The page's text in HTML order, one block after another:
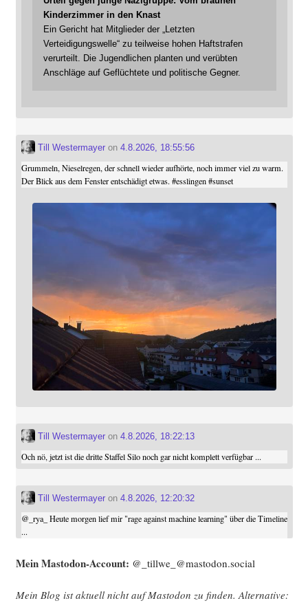
Kinderzimmer in den Knast
Ein Gericht hat Mitglieder der „Letzten
Verteidigungswelle“ zu teilweise hohen Haftstrafen
verurteilt. Die Jugendlichen planten und verübten
Anschläge auf Geflüchtete und politische Gegner.
Till Westermayeron 4.8.2026, 18:55:56
Grummeln, Nieselregen, der schnell wieder aufhörte, noch immer viel zu warm.
Der Blick aus dem Fenster entschädigt etwas. #esslingen #sunset
Till Westermayeron 4.8.2026, 18:22:13
Och nö, jetzt ist die dritte Staffel Silo noch gar nicht komplett verfügbar ...
Till Westermayeron 4.8.2026, 12:20:32
@ _rya_ Heute morgen lief mir "rage against machine learning" über die Timeline
...
Mein Mast­o­don-Account: @_tillwe_@mastodon.social
Mein Blog ist aktu­ell nicht auf Mast­o­don zu fin­den. Alter­na­ti­ve: